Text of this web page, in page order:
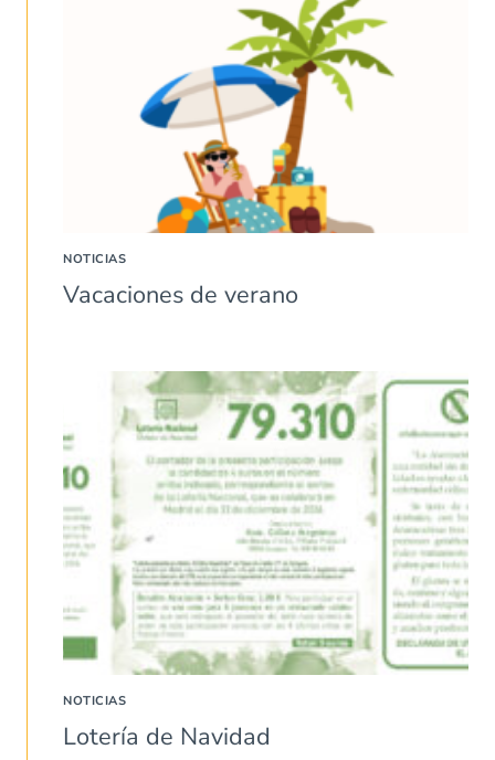
NOTICIAS
Vacaciones de verano
NOTICIAS
Lotería de Navidad